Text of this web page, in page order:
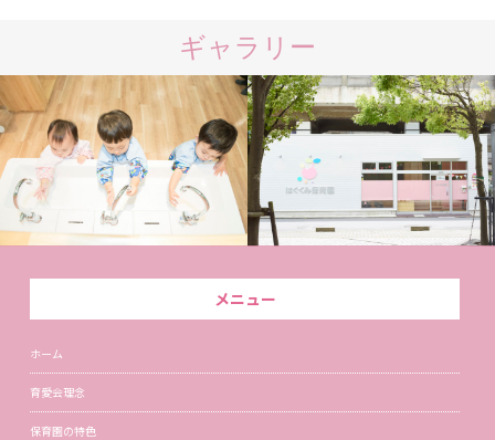
ギャラリー
メニュー
ホーム
育愛会理念
保育園の特色